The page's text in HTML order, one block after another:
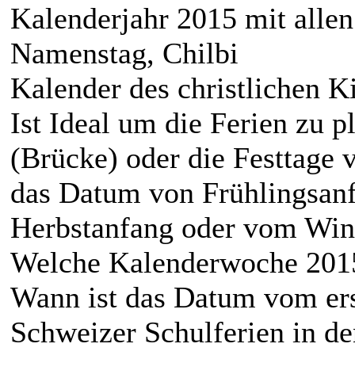
Kalenderjahr 2015 mit
Namenstag, Chilbi
Kalender des christlichen
Ist Ideal um die Ferien zu
(Brücke) oder die Festtage
das Datum von
Herbstanfang oder vom
Welche Kalenderwoche
Wann ist das Datum vom
Schweizer Schulferien in